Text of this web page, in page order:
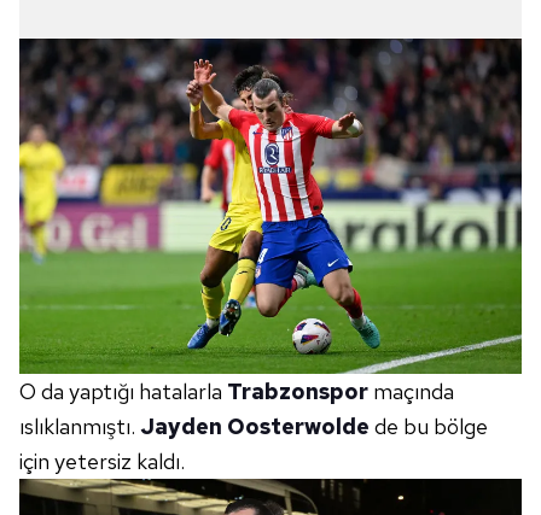
O da yaptığı hatalarla Trabzonspor maçında
ıslıklanmıştı. Jayden Oosterwolde de bu bölge
için yetersiz kaldı.